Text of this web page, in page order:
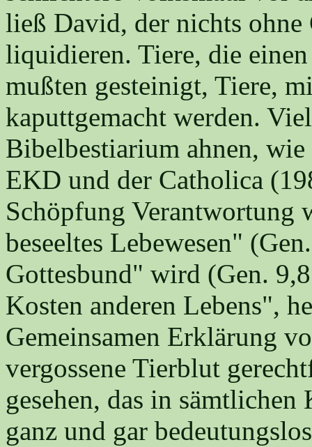
ließ David, der nichts
liquidieren. Tiere, die
mußten gesteinigt, Tiere,
kaputtgemacht werden.
Bibelbestiarium ahnen,
EKD und der Catholica
Schöpfung Verantwortung
beseeltes Lebewesen"
Gottesbund" wird (Gen.
Kosten anderen Lebens",
Gemeinsamen Erklärung
vergossene Tierblut
gesehen, das in
ganz und gar